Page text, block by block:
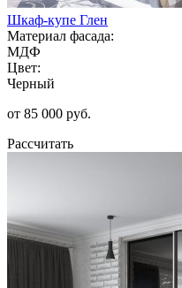
Шкаф-купе Глен
Материал фасада:
МДФ
Цвет:
Черный
от 85 000 руб.
Рассчитать